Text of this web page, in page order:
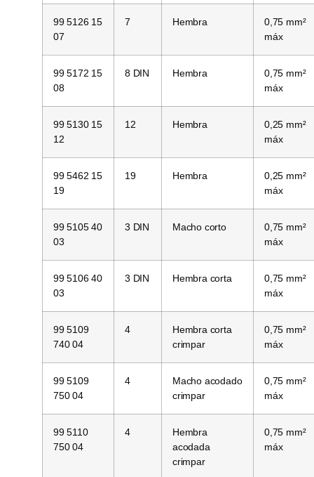
99 5126 15
07
7 Hembra
0,75 mm²
máx
99 5172 15
08
8 DIN Hembra
0,75 mm²
máx
99 5130 15
12
12 Hembra
0,25 mm²
máx
99 5462 15
19
19 Hembra
0,25 mm²
máx
99 5105 40
03
3 DIN Macho corto
0,75 mm²
máx
99 5106 40
03
3 DIN Hembra corta
0,75 mm²
máx
99 5109
740 04
4
Hembra corta
crimpar
0,75 mm²
máx
99 5109
750 04
4
Macho acodado
crimpar
0,75 mm²
máx
99 5110
750 04
4
Hembra
acodada
crimpar
0,75 mm²
máx